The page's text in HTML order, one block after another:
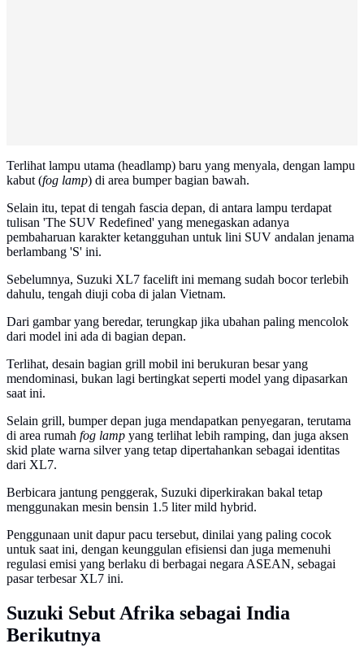
Terlihat lampu utama (headlamp) baru yang menyala, dengan lampu
kabut (fog lamp) di area bumper bagian bawah.
Selain itu, tepat di tengah fascia depan, di antara lampu terdapat
tulisan 'The SUV Redefined' yang menegaskan adanya
pembaharuan karakter ketangguhan untuk lini SUV andalan jenama
berlambang 'S' ini.
Sebelumnya, Suzuki XL7 facelift ini memang sudah bocor terlebih
dahulu, tengah diuji coba di jalan Vietnam.
Dari gambar yang beredar, terungkap jika ubahan paling mencolok
dari model ini ada di bagian depan.
Terlihat, desain bagian grill mobil ini berukuran besar yang
mendominasi, bukan lagi bertingkat seperti model yang dipasarkan
saat ini.
Selain grill, bumper depan juga mendapatkan penyegaran, terutama
di area rumah fog lamp yang terlihat lebih ramping, dan juga aksen
skid plate warna silver yang tetap dipertahankan sebagai identitas
dari XL7.
Berbicara jantung penggerak, Suzuki diperkirakan bakal tetap
menggunakan mesin bensin 1.5 liter mild hybrid.
Penggunaan unit dapur pacu tersebut, dinilai yang paling cocok
untuk saat ini, dengan keunggulan efisiensi dan juga memenuhi
regulasi emisi yang berlaku di berbagai negara ASEAN, sebagai
pasar terbesar XL7 ini.
Suzuki Sebut Afrika sebagai India
Berikutnya